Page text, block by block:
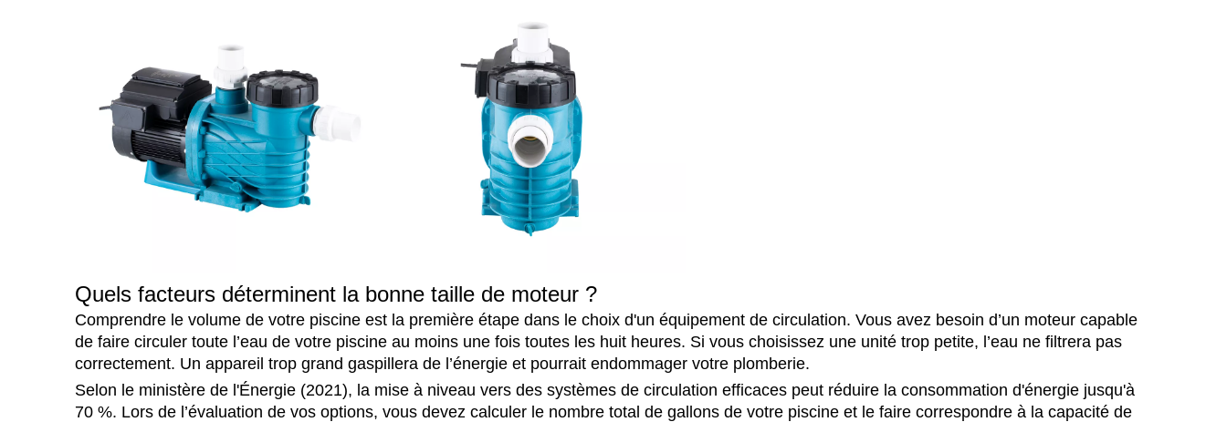
Quels facteurs déterminent la bonne taille de moteur ?
Comprendre le volume de votre piscine est la première étape dans le choix d'un équipement de circulation. Vous avez besoin d’un moteur capable
de faire circuler toute l’eau de votre piscine au moins une fois toutes les huit heures. Si vous choisissez une unité trop petite, l’eau ne filtrera pas
correctement. Un appareil trop grand gaspillera de l’énergie et pourrait endommager votre plomberie.
Selon le ministère de l'Énergie (2021), la mise à niveau vers des systèmes de circulation efficaces peut réduire la consommation d'énergie jusqu'à
70 %. Lors de l’évaluation de vos options, vous devez calculer le nombre total de gallons de votre piscine et le faire correspondre à la capacité de